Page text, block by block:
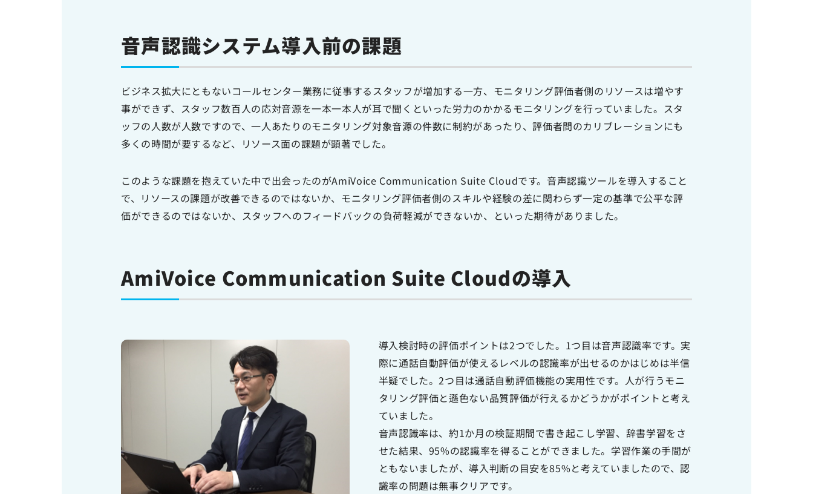
音声認識システム導入前の課題
ビジネス拡大にともないコールセンター業務に従事するスタッフが増加する一方、モニタリング評価者側のリソースは増やす
事ができず、スタッフ数百人の応対音源を一本一本人が耳で聞くといった労力のかかるモニタリングを行っていました。スタ
ッフの人数が人数ですので、一人あたりのモニタリング対象音源の件数に制約があったり、評価者間のカリブレーションにも
多くの時間が要するなど、リソース面の課題が顕著でした。
このような課題を抱えていた中で出会ったのがAmiVoice Communication Suite Cloudです。音声認識ツールを導入すること
で、リソースの課題が改善できるのではないか、モニタリング評価者側のスキルや経験の差に関わらず一定の基準で公平な評
価ができるのではないか、スタッフへのフィードバックの負荷軽減ができないか、といった期待がありました。
AmiVoice Communication Suite Cloudの導入
導入検討時の評価ポイントは2つでした。1つ目は音声認識率です。実
際に通話自動評価が使えるレベルの認識率が出せるのかはじめは半信
半疑でした。2つ目は通話自動評価機能の実用性です。人が行うモニ
タリング評価と遜色ない品質評価が行えるかどうかがポイントと考え
ていました。
音声認識率は、約1か月の検証期間で書き起こし学習、辞書学習をさ
せた結果、95%の認識率を得ることができました。学習作業の手間が
ともないましたが、導入判断の目安を85%と考えていましたので、認
識率の問題は無事クリアです。